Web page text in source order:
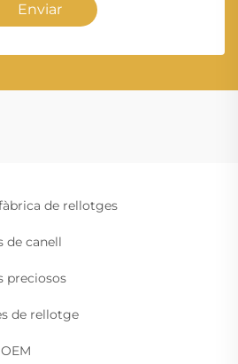
Enviar
de rellotges
de canell
preciosos
de rellotge